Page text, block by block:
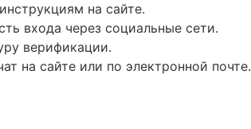
на сайте.
входа через социальные сети.
верификации.
на сайте или по электронной почте.